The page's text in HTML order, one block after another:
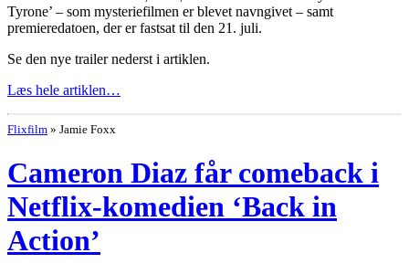
Tyrone’ – som mysteriefilmen er blevet navngivet – samt
premieredatoen, der er fastsat til den 21. juli.
Se den nye trailer nederst i artiklen.
Læs hele artiklen…
Flixfilm » Jamie Foxx
Cameron Diaz får comeback i
Netflix-komedien ‘Back in
Action’